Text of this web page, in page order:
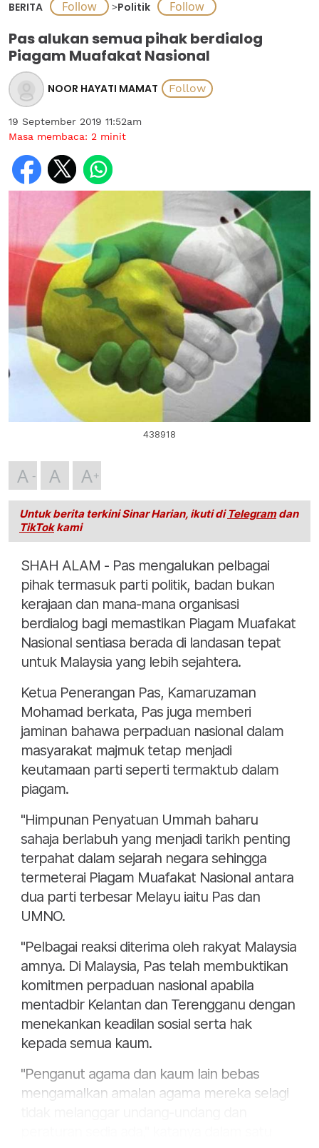
BERITA >Politik
Pas alukan semua pihak berdialog
Piagam Muafakat Nasional
NOOR HAYATI MAMAT
19 September 2019 11:52am
Masa membaca: 2 minit
438918
A A A
Untuk berita terkini Sinar Harian, ikuti di Telegramdan
TikTokkami
SHAH ALAM - Pas mengalukan pelbagai
pihak termasuk parti politik, badan bukan
kerajaan dan mana-mana organisasi
berdialog bagi memastikan Piagam Muafakat
Nasional sentiasa berada di landasan tepat
untuk Malaysia yang lebih sejahtera.
Ketua Penerangan Pas, Kamaruzaman
Mohamad berkata, Pas juga memberi
jaminan bahawa perpaduan nasional dalam
masyarakat majmuk tetap menjadi
keutamaan parti seperti termaktub dalam
piagam.
"Himpunan Penyatuan Ummah baharu
sahaja berlabuh yang menjadi tarikh penting
terpahat dalam sejarah negara sehingga
termeterai Piagam Muafakat Nasional antara
dua parti terbesar Melayu iaitu Pas dan
UMNO.
"Pelbagai reaksi diterima oleh rakyat Malaysia
amnya. Di Malaysia, Pas telah membuktikan
komitmen perpaduan nasional apabila
mentadbir Kelantan dan Terengganu dengan
menekankan keadilan sosial serta hak
kepada semua kaum.
"Penganut agama dan kaum lain bebas
mengamalkan amalan agama mereka selagi